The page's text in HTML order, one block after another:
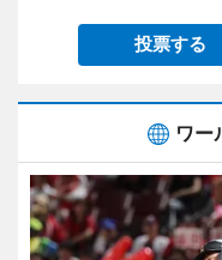
投票する
ワー